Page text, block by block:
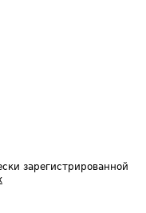
зарегистрированной